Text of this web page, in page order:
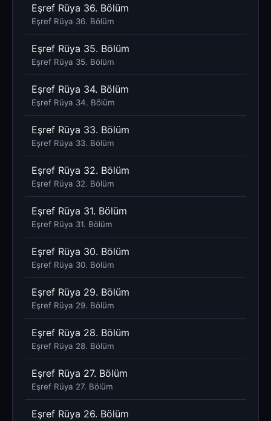
Eşref Rüya 36. Bölüm
Eşref Rüya 36. Bölüm
Eşref Rüya 35. Bölüm
Eşref Rüya 35. Bölüm
Eşref Rüya 34. Bölüm
Eşref Rüya 34. Bölüm
Eşref Rüya 33. Bölüm
Eşref Rüya 33. Bölüm
Eşref Rüya 32. Bölüm
Eşref Rüya 32. Bölüm
Eşref Rüya 31. Bölüm
Eşref Rüya 31. Bölüm
Eşref Rüya 30. Bölüm
Eşref Rüya 30. Bölüm
Eşref Rüya 29. Bölüm
Eşref Rüya 29. Bölüm
Eşref Rüya 28. Bölüm
Eşref Rüya 28. Bölüm
Eşref Rüya 27. Bölüm
Eşref Rüya 27. Bölüm
Eşref Rüya 26. Bölüm